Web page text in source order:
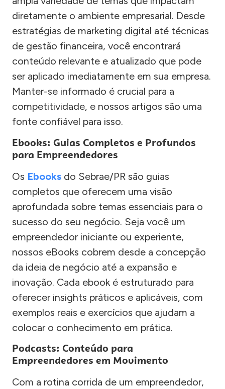
diretamente o ambiente empresarial. Desde
estratégias de marketing digital até técnicas
de gestão financeira, você encontrará
conteúdo relevante e atualizado que pode
ser aplicado imediatamente em sua empresa.
Manter-se informado é crucial para a
competitividade, e nossos artigos são uma
fonte confiável para isso.
Ebooks: Guias Completos e Profundos
para Empreendedores
Os Ebooks do Sebrae/PR são guias
completos que oferecem uma visão
aprofundada sobre temas essenciais para o
sucesso do seu negócio. Seja você um
empreendedor iniciante ou experiente,
nossos eBooks cobrem desde a concepção
da ideia de negócio até a expansão e
inovação. Cada ebook é estruturado para
oferecer insights práticos e aplicáveis, com
exemplos reais e exercícios que ajudam a
colocar o conhecimento em prática.
Podcasts: Conteúdo para
Empreendedores em Movimento
Com a rotina corrida de um empreendedor,